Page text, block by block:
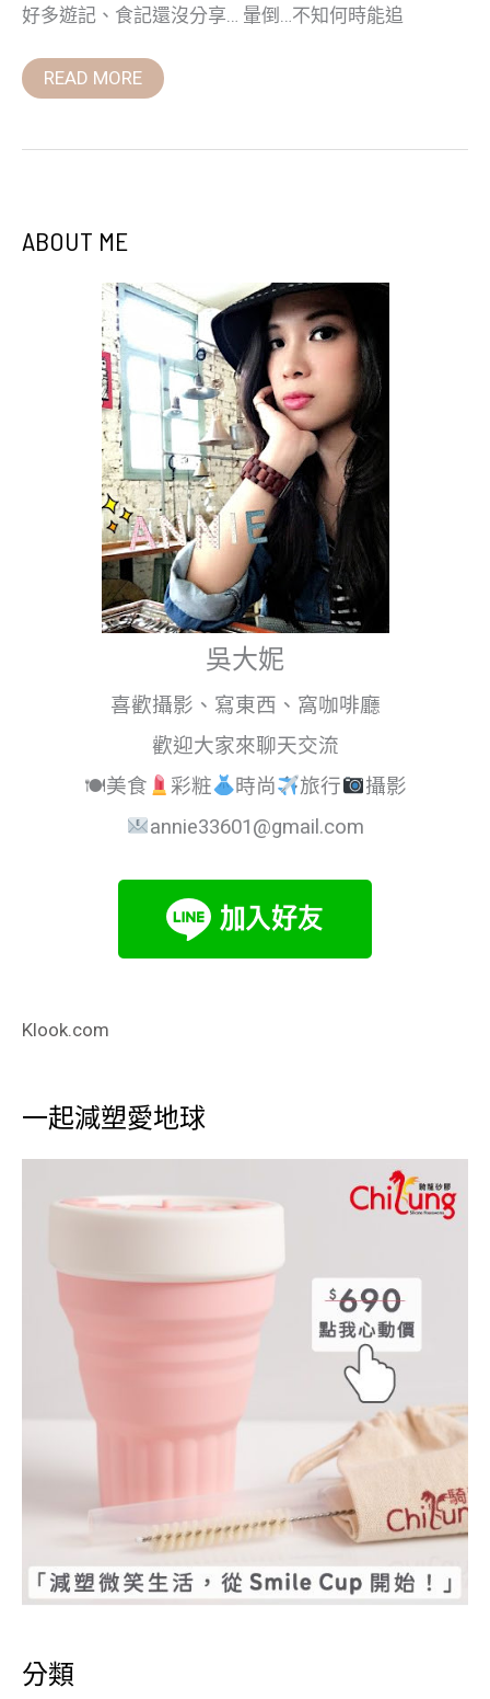
好多遊記、食記還沒分享… 暈倒…不知何時能追
薦
READ MORE
ABOUT ME
吳大妮
喜歡攝影、寫東西、窩咖啡廳
歡迎大家來聊天交流
🍽美食
彩粧 時尚 旅行
攝影
annie33601@gmail.com
Klook.com
一起減塑愛地球
分類